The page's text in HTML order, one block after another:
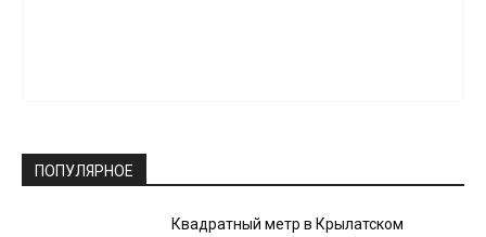
ПОПУЛЯРНОЕ
Квадратный метр в Крылатском